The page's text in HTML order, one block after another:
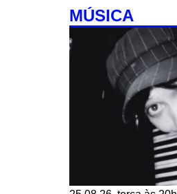
MÚSICA